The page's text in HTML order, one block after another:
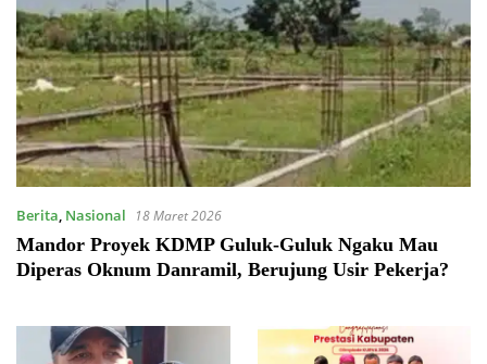
Berita, Nasional 18 Maret 2026
Mandor Proyek KDMP Guluk-Guluk Ngaku Mau
Diperas Oknum Danramil, Berujung Usir Pekerja?